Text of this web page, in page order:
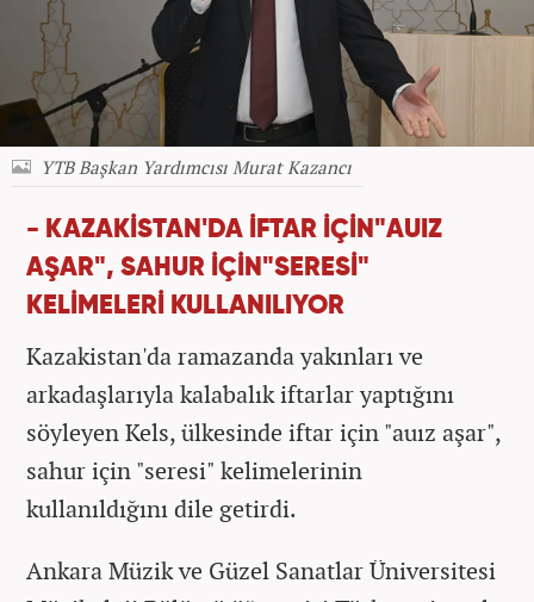
YTB Başkan Yardımcısı Murat Kazancı
- KAZAKİSTAN'DA İFTAR İÇİN"AUIZ
AŞAR", SAHUR İÇİN"SERESİ"
KELİMELERİ KULLANILIYOR
Kazakistan'da ramazanda yakınları ve
arkadaşlarıyla kalabalık iftarlar yaptığını
söyleyen Kels, ülkesinde iftar için "auız aşar",
sahur için "seresi" kelimelerinin
kullanıldığını dile getirdi.
Ankara Müzik ve Güzel Sanatlar Üniversitesi